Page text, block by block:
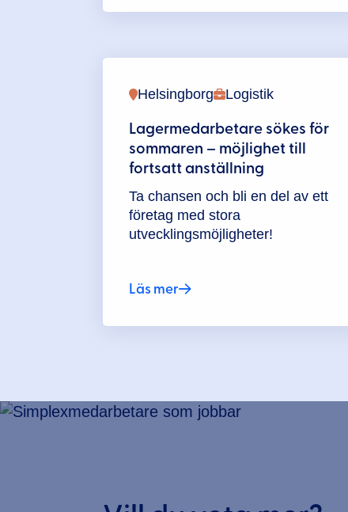
Logistik
Helsingborg
Lagermedarbetare sökes för
sommaren – möjlighet till
fortsatt anställning
Ta chansen och bli en del av ett
företag med stora
utvecklingsmöjligheter!
Läs mer